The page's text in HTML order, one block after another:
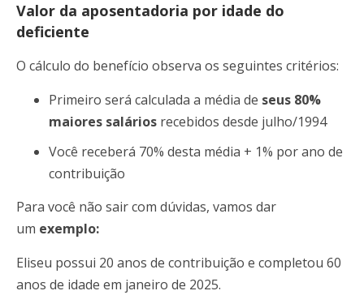
Valor da aposentadoria por idade do
deficiente
O cálculo do benefício observa os seguintes critérios:
Primeiro será calculada a média de seus 80%
maiores salários recebidos desde julho/1994
Você receberá 70% desta média + 1% por ano de
contribuição
Para você não sair com dúvidas, vamos dar
um exemplo:
Eliseu possui 20 anos de contribuição e completou 60
anos de idade em janeiro de 2025.